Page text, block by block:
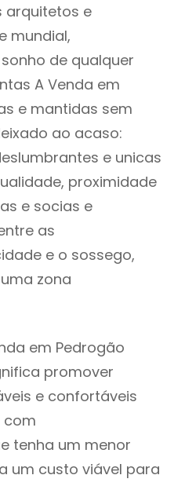
arquitetos e
mundial,
de qualquer
A Venda em
e mantidas sem
ao acaso:
e unicas
proximidade
e socias e
as
e o sossego,
zona
em Pedrogão
promover
e confortáveis
com
tenha um menor
um custo viável para